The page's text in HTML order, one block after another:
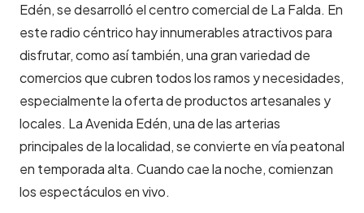
Edén, se desarrolló el centro comercial de La Falda. En
este radio céntrico hay innumerables atractivos para
disfrutar, como así también, una gran variedad de
comercios que cubren todos los ramos y necesidades,
especialmente la oferta de productos artesanales y
locales. La Avenida Edén, una de las arterias
principales de la localidad, se convierte en vía peatonal
en temporada alta. Cuando cae la noche, comienzan
los espectáculos en vivo.